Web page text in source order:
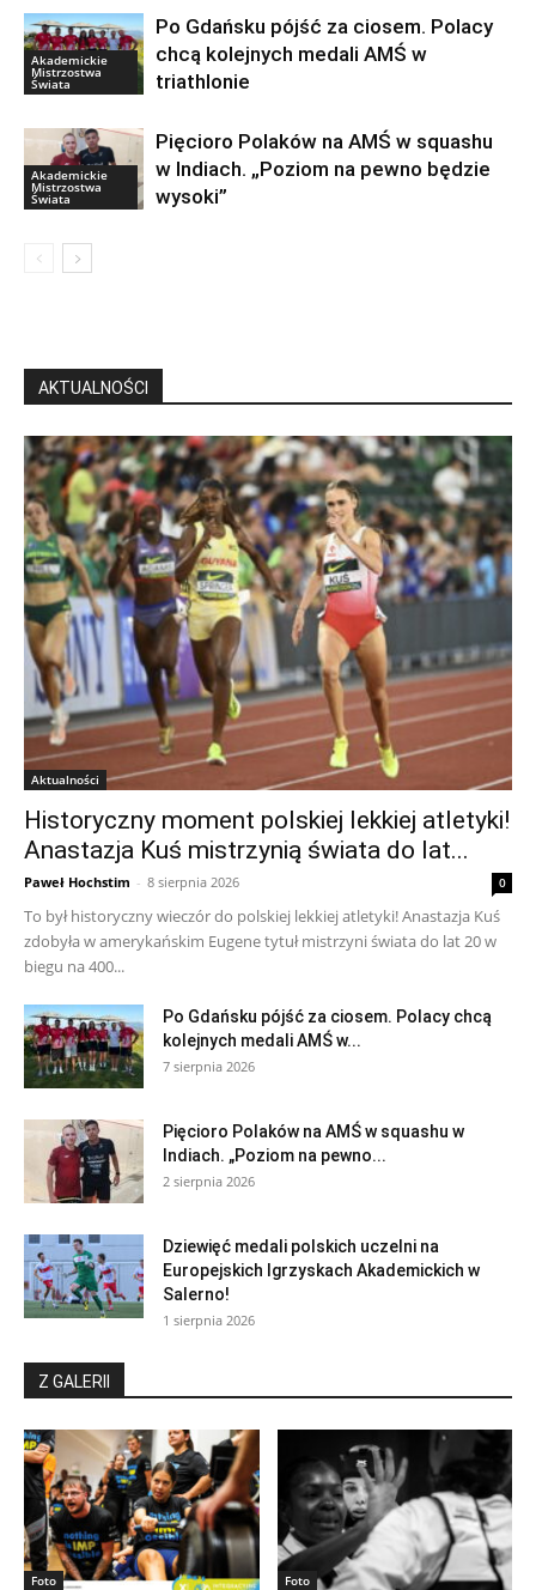
Akademickie
Mistrzostwa
Świata
Po Gdańsku pójść za ciosem. Polacy
chcą kolejnych medali AMŚ w
triathlonie
Akademickie
Mistrzostwa
Świata
Pięcioro Polaków na AMŚ w squashu
w Indiach. „Poziom na pewno będzie
wysoki”
AKTUALNOŚCI
Aktualności
Historyczny moment polskiej lekkiej atletyki!
Anastazja Kuś mistrzynią świata do lat...
Paweł Hochstim - 8 sierpnia 2026 0
To był historyczny wieczór do polskiej lekkiej atletyki! Anastazja Kuś
zdobyła w amerykańskim Eugene tytuł mistrzyni świata do lat 20 w
biegu na 400...
Po Gdańsku pójść za ciosem. Polacy chcą
kolejnych medali AMŚ w...
7 sierpnia 2026
Pięcioro Polaków na AMŚ w squashu w
Indiach. „Poziom na pewno...
2 sierpnia 2026
Dziewięć medali polskich uczelni na
Europejskich Igrzyskach Akademickich w
Salerno!
1 sierpnia 2026
Z GALERII
Foto Foto